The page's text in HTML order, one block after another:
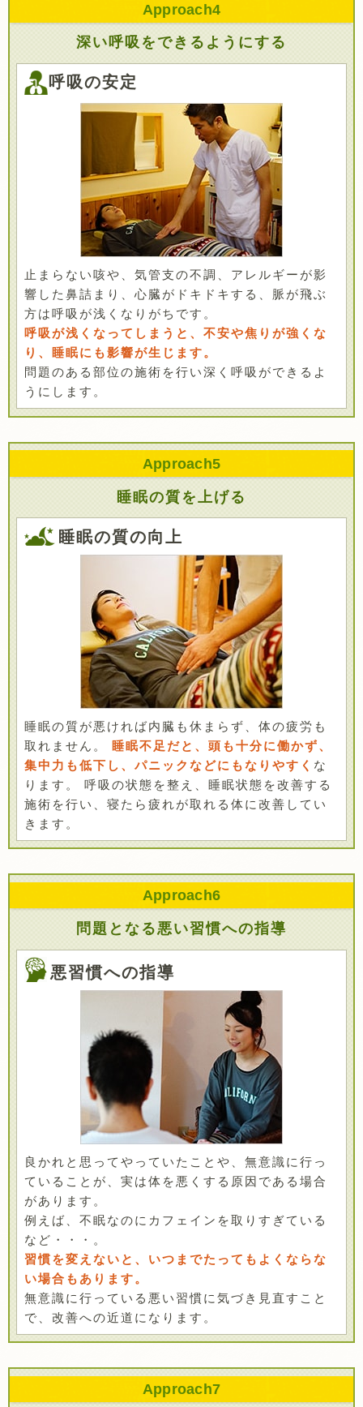
Approach4
深い呼吸をできるようにする
呼吸の安定
止まらない咳や、気管支の不調、アレルギーが影
響した鼻詰まり、心臓がドキドキする、脈が飛ぶ
方は呼吸が浅くなりがちです。
呼吸が浅くなってしまうと、不安や焦りが強くな
り、睡眠にも影響が生じます。
問題のある部位の施術を行い深く呼吸ができるよ
うにします。
Approach5
睡眠の質を上げる
睡眠の質の向上
睡眠の質が悪ければ内臓も休まらず、体の疲労も
取れません。
睡眠不足だと、頭も十分に働かず、
集中力も低下し、パニックなどにもなりやすく な
ります。 呼吸の状態を整え、睡眠状態を改善する
施術を行い、寝たら疲れが取れる体に改善してい
きます。
Approach6
問題となる悪い習慣への指導
悪習慣への指導
良かれと思ってやっていたことや、無意識に行っ
ていることが、実は体を悪くする原因である場合
があります。
例えば、不眠なのにカフェインを取りすぎている
など・・・。
習慣を変えないと、いつまでたってもよくならな
い場合もあります。
無意識に行っている悪い習慣に気づき見直すこと
で、改善への近道になります。
Approach7